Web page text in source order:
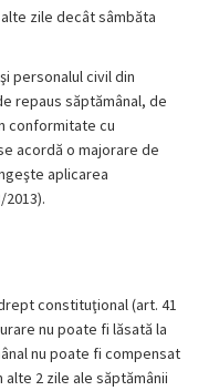
zile decât sâmbăta
personalul civil din
repaus săptămânal, de
conformitate cu
acordă o majorare de
aplicarea
2013).
constituţional (art. 41
nu poate fi lăsată la
nu poate fi compensat
alte 2 zile ale săptămânii